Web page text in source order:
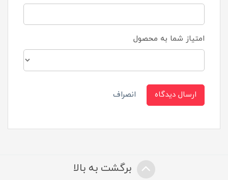
امتیاز شما به محصول
ارسال دیدگاه انصراف
برگشت به بالا